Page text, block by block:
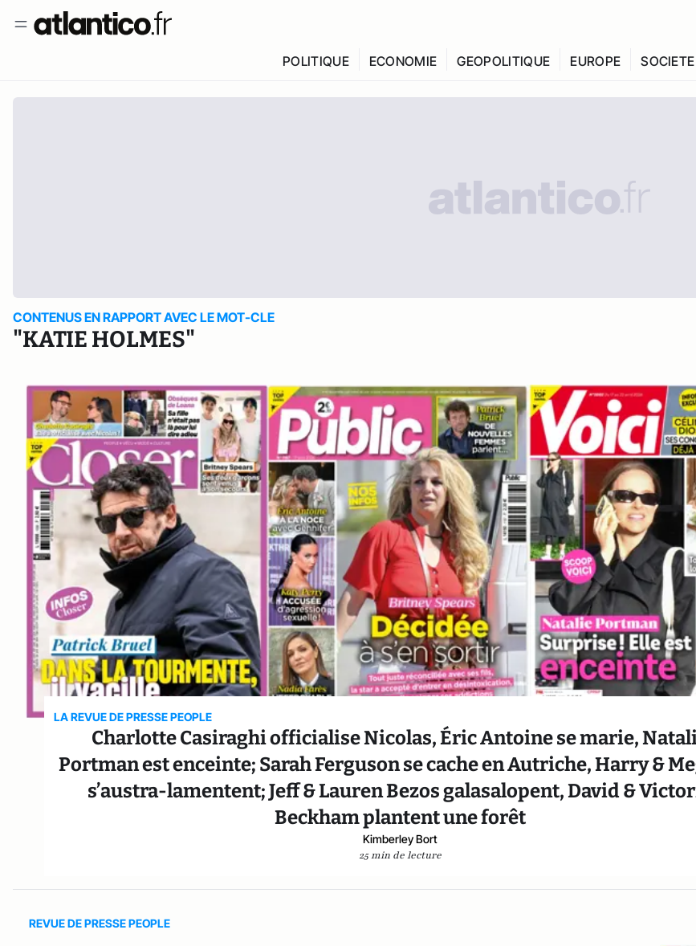
POLITIQUE ECONOMIE GEOPOLITIQUE EUROPE SOCIETE
CONTENUS EN RAPPORT AVEC LE MOT-CLE
"KATIE HOLMES"
LA REVUE DE PRESSE PEOPLE
Charlotte Casiraghi officialise Nicolas, Éric Antoine se marie,
Portman est enceinte; Sarah Ferguson se cache en Autriche, Harry &
s’austra-lamentent; Jeff & Lauren Bezos galasalopent, David &
Beckham plantent une forêt
Kimberley Bort
25 min de lecture
REVUE DE PRESSE PEOPLE